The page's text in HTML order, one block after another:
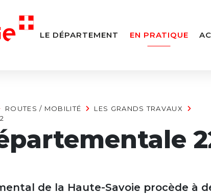
LE DÉPARTEMENT EN PRATIQUE
ROUTES / MOBILITÉ
LES GRANDS TRAVAUX
de la Haute-Savoie procède à